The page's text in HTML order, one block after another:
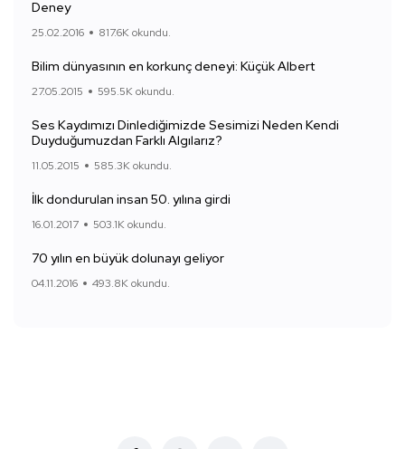
Deney
25.02.2016 817.6K okundu.
Bilim dünyasının en korkunç deneyi: Küçük Albert
27.05.2015 595.5K okundu.
Ses Kaydımızı Dinlediğimizde Sesimizi Neden Kendi
Duyduğumuzdan Farklı Algılarız?
11.05.2015 585.3K okundu.
İlk dondurulan insan 50. yılına girdi
16.01.2017 503.1K okundu.
70 yılın en büyük dolunayı geliyor
04.11.2016 493.8K okundu.